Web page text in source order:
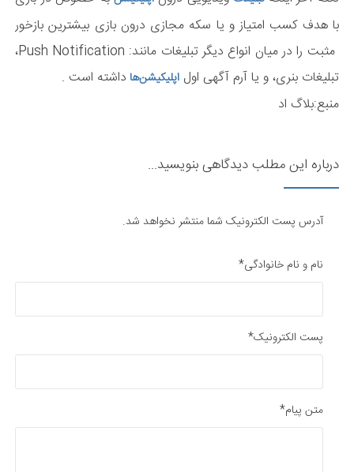
با هدف کسب امتیاز و یا سکه مجازی درون بازی بیشترین بازخور
مثبت را در میان انواع دیگر تبلیغات مانند: Push Notification،
تبلیغات بنری، و یا آرم آگهی اول اپلیکیشن‌ها داشته است .
منبع:بلاگ اد
درباره این مطلب دیدگاهی بنویسید...
آدرس پست الکترونیک شما منتشر نخواهد شد.
نام و نام خانوادگی*
پست الکترونیک*
متن پیام*